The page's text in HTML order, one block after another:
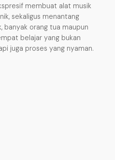
membuat alat musik
sekaligus menantang
banyak orang tua maupun
belajar yang bukan
juga proses yang nyaman.